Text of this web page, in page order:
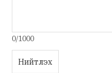
0/1000
Нийтлэх